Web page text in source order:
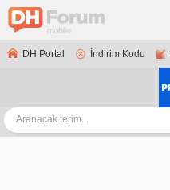
DH Portal İndirim Kodu